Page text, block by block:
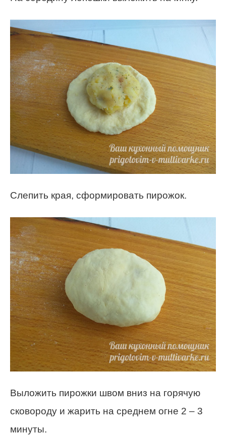
Слепить края, сформировать пирожок.
Выложить пирожки швом вниз на горячую
сковороду и жарить на среднем огне 2 – 3
минуты.